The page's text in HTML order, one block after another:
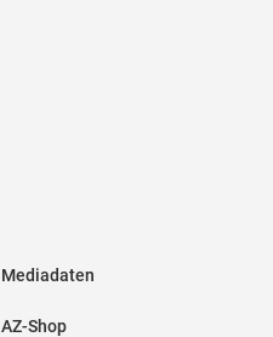
Mediadaten
AZ-Shop